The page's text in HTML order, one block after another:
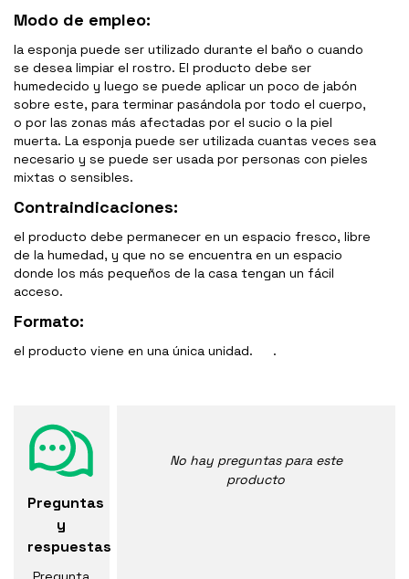
Modo de empleo:
la esponja puede ser utilizado durante el baño o cuando
se desea limpiar el rostro. El producto debe ser
humedecido y luego se puede aplicar un poco de jabón
sobre este, para terminar pasándola por todo el cuerpo,
o por las zonas más afectadas por el sucio o la piel
muerta. La esponja puede ser utilizada cuantas veces sea
necesario y se puede ser usada por personas con pieles
mixtas o sensibles.
Contraindicaciones:
el producto debe permanecer en un espacio fresco, libre
de la humedad, y que no se encuentra en un espacio
donde los más pequeños de la casa tengan un fácil
acceso.
Formato:
el producto viene en una única unidad. .
Preguntas
y
respuestas
No hay preguntas para este
producto